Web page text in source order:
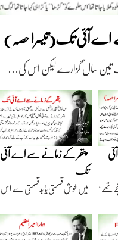
اے آئی تک(تیسرا حصہ)
سال گزارے لیکن اس کی…
تھے‘
پتھر کے زمانے سے اے آئی
تک
میں خوش قسمتی یا بدقسمتی سے اس